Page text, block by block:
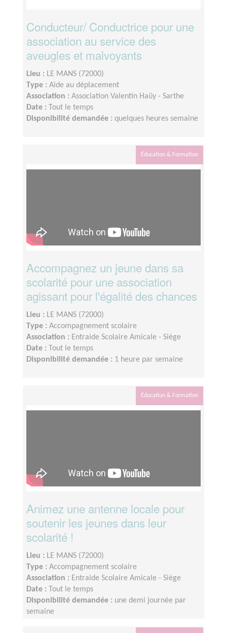
Conducteur/ Conductrice pour une
association au service des
aveugles et malvoyants
Lieu : LE MANS (72000)
Type : Aide au déplacement
Association : Association Valentin Haüy - Sarthe
Date :
Tout le temps
Disponibilité demandée : quelques heures semaine
Éducation & Formation
Accompagnez un jeune dans sa
scolarité pour une association
agissant pour l'égalité des chances
Lieu : LE MANS (72000)
Type : Accompagnement scolaire
Association : Entraide Scolaire Amicale - Siège
Date :
Tout le temps
Disponibilité demandée : 1 heure par semaine
Éducation & Formation
Animez une antenne locale pour
soutenir les jeunes dans leur
scolarité !
Lieu : LE MANS (72000)
Type : Accompagnement scolaire
Association : Entraide Scolaire Amicale - Siège
Date :
Tout le temps
Disponibilité demandée : une demi journée par
semaine